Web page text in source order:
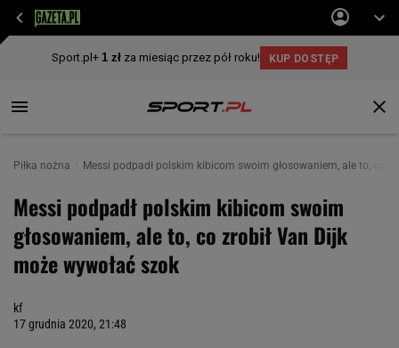
Piłka nożna Messi podpadł polskim kibicom swoim głosowaniem, ale to, co
Messi podpadł polskim kibicom swoim
głosowaniem, ale to, co zrobił Van Dijk
może wywołać szok
kf
17 grudnia 2020, 21:48